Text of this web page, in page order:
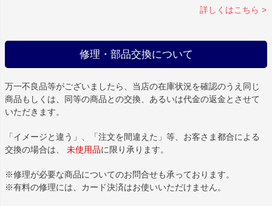
詳しくはこちら >
修理・部品交換について
万一不良品等がございましたら、当店の在庫状況を確認のうえ同じ
商品もしくは、同等の商品との交換、あるいは代金の返金とさせて
いただきます。
「イメージと違う」、「注文を間違えた」等、お客さま都合による
交換の場合は、 未使用品に限り承ります。
※修理が必要な商品についてのお問合せも承っております。
※有料の修理には、カード決済はお使いいただけません。